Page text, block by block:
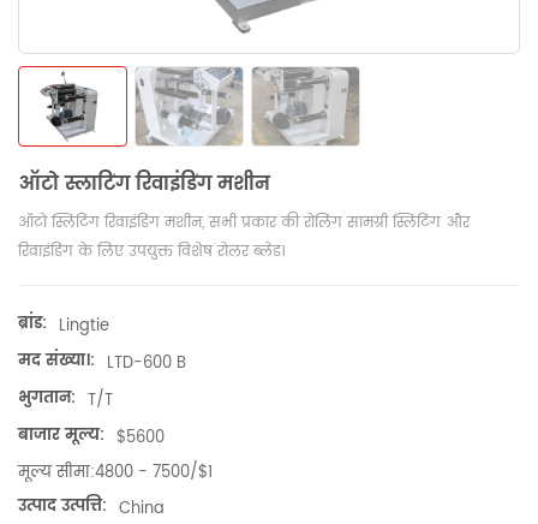
ऑटो स्लाटिंग रिवाइंडिंग मशीन
ऑटो स्लिटिंग रिवाइंडिंग मशीन, सभी प्रकार की रोलिंग सामग्री स्लिटिंग और
रिवाइंडिंग के लिए उपयुक्त विशेष रोलर ब्लेड।
ब्रांड: Lingtie
मद संख्या।: LTD-600 B
भुगतान: T/T
बाजार मूल्य: $5600
मूल्य सीमा:4800 - 7500/$1
उत्पाद उत्पत्ति: China